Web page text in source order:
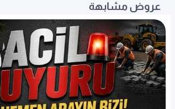
عروض مشابهة